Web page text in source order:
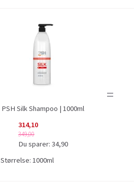
PSH Silk Shampoo | 1000ml
314,10
349,00
Du sparer: 34,90
Størrelse: 1000ml
=